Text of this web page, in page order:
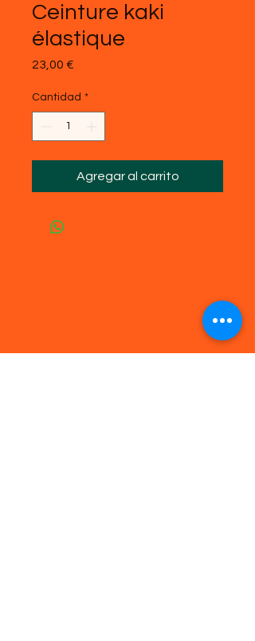
Ceinture kaki
élastique
23,00 €
Cantidad *
Agregar al carrito